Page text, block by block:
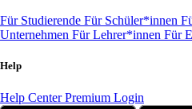
Für Studierende Für Schüler*innen
Unternehmen Für Lehrer*innen Für
Help
Help CenterPremium Login